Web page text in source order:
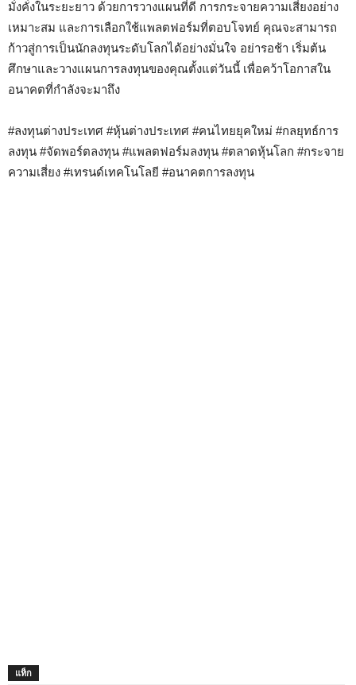
มั่งคั่งในระยะยาว ด้วยการวางแผนที่ดี การกระจายความเสี่ยงอย่าง
เหมาะสม และการเลือกใช้แพลตฟอร์มที่ตอบโจทย์ คุณจะสามารถ
ก้าวสู่การเป็นนักลงทุนระดับโลกได้อย่างมั่นใจ อย่ารอช้า เริ่มต้น
ศึกษาและวางแผนการลงทุนของคุณตั้งแต่วันนี้ เพื่อคว้าโอกาสใน
อนาคตที่กำลังจะมาถึง
#ลงทุนต่างประเทศ #หุ้นต่างประเทศ #คนไทยยุคใหม่ #กลยุทธ์การ
ลงทุน #จัดพอร์ตลงทุน #แพลตฟอร์มลงทุน #ตลาดหุ้นโลก #กระจาย
ความเสี่ยง #เทรนด์เทคโนโลยี #อนาคตการลงทุน
แท็ก